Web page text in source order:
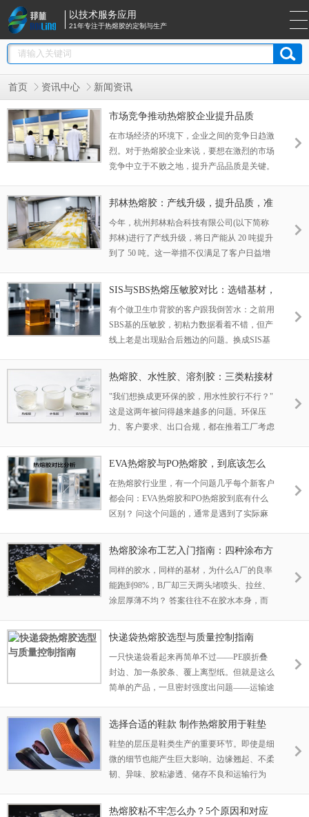
以技术服务应用
21年专注于热熔胶的定制与生产
首页 资讯中心 新闻资讯
市场竞争推动热熔胶企业提升品质
在市场经济的环境下，企业之间的竞争日趋激
烈。对于热熔胶企业来说，要想在激烈的市场
竞争中立于不败之地，提升产品品质是关键。
品。随着消费者对产品质量的要求越来越高，
求。热熔胶企业需要不断投入研发资金，改进
生产工艺，提高产品的性能和质量，以赢得消
费者的信任和青睐。 市场竞争推动热熔胶企
业加强质量管理。在市场竞争中，产品质量是
企业的生命。热熔胶企业需要建立完善的质量
邦林热熔胶：产线升级，提升品质，准
时交付
今年，杭州邦林粘合科技有限公司(以下简称
邦林)进行了产线升级，将日产能从 20 吨提升
到了 50 吨。这一举措不仅满足了客户日益增
定性。
SIS与SBS热熔压敏胶对比：选错基材，
涂布线上的问题根本停不下来
有个做卫生巾背胶的客户跟我倒苦水：之前用
SBS基的压敏胶，初粘力数据看着不错，但产
线上老是出现贴合后翘边的问题。换成SIS基
了。他问我为什么差这么多——其实答案藏在
聚物（SDS），外观长得像，价格也接近，但
做成热熔压敏胶后的性能差异不小。今天就把
这两种基材的差别讲透，帮你少踩坑。
热熔胶、水性胶、溶剂胶：三类粘接材
料怎么选，别再凭感觉了
"我们想换成更环保的胶，用水性胶行不行？"
这是这两年被问得越来越多的问题。环保压
力、客户要求、出口合规，都在推着工厂考虑
胶意味着换工艺、换设备、换品控标准，一步
溶剂型胶三类主流粘接材料放在一起，从四个
维度讲清楚各自的边界。
EVA热熔胶与PO热熔胶，到底该怎么
选？——从成分到应用一次讲清楚
在热熔胶行业里，有一个问题几乎每个新客户
都会问：EVA热熔胶和PO热熔胶到底有什么
区别？ 问这个问题的，通常是遇到了实际麻
反过来，用PO胶觉得贵，想看看EVA能不能
小——轻则产品不良率上升，重则整条产线停
机。
热熔胶涂布工艺入门指南：四种涂布方
式，选错了一个都跑不顺
同样的胶水，同样的基材，为什么A厂的良率
能跑到98%，B厂却三天两头堵喷头、拉丝、
涂层厚薄不均？ 答案往往不在胶水本身，而
一厘米"，决定了涂层的均匀性、用胶量和最
刮的、滚的还是挤的——就是涂布工艺要解决
的问题。
快递袋热熔胶选型与质量控制指南
一只快递袋看起来再简单不过——PE膜折叠
封边、加一条胶条、覆上离型纸。但就是这么
简单的产品，一旦密封强度出问题——运输途
是客户投诉、赔付和供应商关系恶化。
选择合适的鞋款 制作热熔胶用于鞋垫
鞋垫的层压是鞋类生产的重要环节。即使是细
微的细节也能产生巨大影响。边缘翘起、不柔
韧、异味、胶粘渗透、储存不良和运输行为
的。不过，确实存在合适的粘合剂，结合鞋垫
热熔胶粘不牢怎么办？5个原因和对应